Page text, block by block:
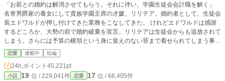
「お前との婚約は解消させてもらう。それに伴い、学園生徒会会計職を解く」
名誉男爵家の養女にして貴族学園主席の才媛、リリテア。婚約者として、生徒会
長エドワルドが押し付けてきた業務をこなしてきた。 けれどエドワルドは感謝
するどころか、大勢の前で婚約破棄を宣言。リリテアは生徒会からも追放されて
しまう。さらには予算の横領という身に覚えのない罪まで着せられてしまう事態
に。 そんなリリテアに手を差し伸べたのは、公爵のルヴィアス。 「君はもう、
あの生徒会を気に掛ける義理はない」 その一言で、リリテアは今までエドワル
ドに尽くしていた全てを、やめることにした。 リリテアの去った生徒会は静か
に崩壊していく。そんな中、学園最大の行事・建国祭が刻一刻と迫っていた。
恋愛 連載中 短編
24h.ポイント 45,221pt
小説 19 位 / 229,041件 恋愛 17 位 / 66,405件